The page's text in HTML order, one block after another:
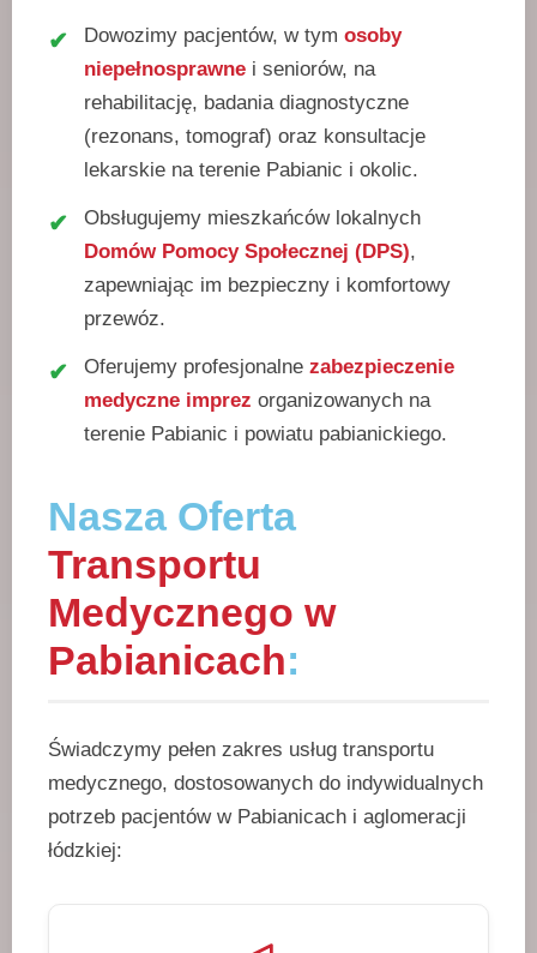
Dowozimy pacjentów, w tym osoby
niepełnosprawne i seniorów, na
rehabilitację, badania diagnostyczne
(rezonans, tomograf) oraz konsultacje
lekarskie na terenie Pabianic i okolic.
Obsługujemy mieszkańców lokalnych
Domów Pomocy Społecznej (DPS),
zapewniając im bezpieczny i komfortowy
przewóz.
Oferujemy profesjonalne zabezpieczenie
medyczne imprez organizowanych na
terenie Pabianic i powiatu pabianickiego.
Nasza Oferta
Transportu
Medycznego w
Pabianicach:
Świadczymy pełen zakres usług transportu
medycznego, dostosowanych do indywidualnych
potrzeb pacjentów w Pabianicach i aglomeracji
łódzkiej: